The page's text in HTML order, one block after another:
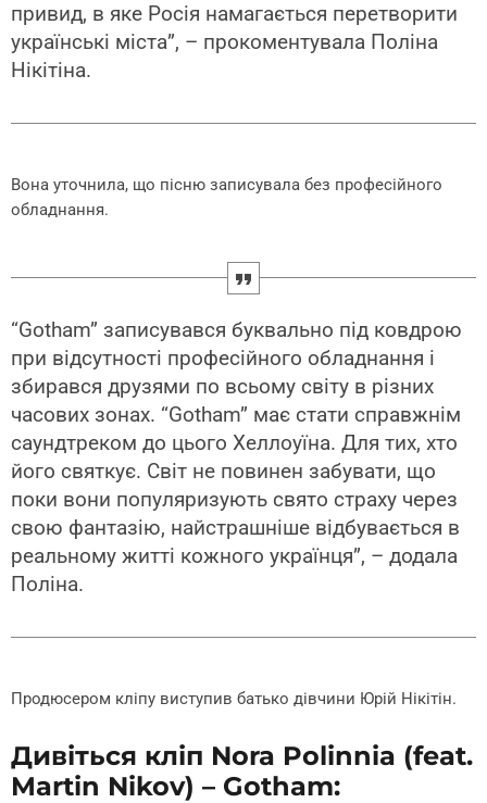
привид, в яке Росія намагається перетворити
українські міста”, – прокоментувала Поліна
Нікітіна.
Вона уточнила, що пісню записувала без професійного
обладнання.
“Gotham” записувався буквально під ковдрою
при відсутності професійного обладнання і
збирався друзями по всьому світу в різних
часових зонах. “Gotham” має стати справжнім
саундтреком до цього Хеллоуїна. Для тих, хто
його святкує. Світ не повинен забувати, що
поки вони популяризують свято страху через
свою фантазію, найстрашніше відбувається в
реальному житті кожного українця”, – додала
Поліна.
Продюсером кліпу виступив батько дівчини Юрій Нікітін.
Дивіться кліп Nora Polinnia (feat.
Martin Nikov) – Gotham: